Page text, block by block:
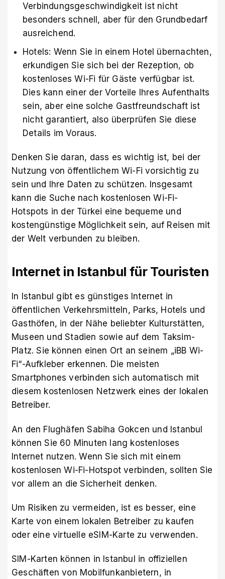
Verbindungsgeschwindigkeit ist nicht
besonders schnell, aber für den Grundbedarf
ausreichend.
Hotels: Wenn Sie in einem Hotel übernachten,
erkundigen Sie sich bei der Rezeption, ob
kostenloses Wi-Fi für Gäste verfügbar ist.
Dies kann einer der Vorteile Ihres Aufenthalts
sein, aber eine solche Gastfreundschaft ist
nicht garantiert, also überprüfen Sie diese
Details im Voraus.
Denken Sie daran, dass es wichtig ist, bei der
Nutzung von öffentlichem Wi-Fi vorsichtig zu
sein und Ihre Daten zu schützen. Insgesamt
kann die Suche nach kostenlosen Wi-Fi-
Hotspots in der Türkei eine bequeme und
kostengünstige Möglichkeit sein, auf Reisen mit
der Welt verbunden zu bleiben.
Internet in Istanbul für Touristen
In Istanbul gibt es günstiges Internet in
öffentlichen Verkehrsmitteln, Parks, Hotels und
Gasthöfen, in der Nähe beliebter Kulturstätten,
Museen und Stadien sowie auf dem Taksim-
Platz. Sie können einen Ort an seinem „iBB Wi-
Fi“-Aufkleber erkennen. Die meisten
Smartphones verbinden sich automatisch mit
diesem kostenlosen Netzwerk eines der lokalen
Betreiber.
An den Flughäfen Sabiha Gokcen und Istanbul
können Sie 60 Minuten lang kostenloses
Internet nutzen. Wenn Sie sich mit einem
kostenlosen Wi-Fi-Hotspot verbinden, sollten Sie
vor allem an die Sicherheit denken.
Um Risiken zu vermeiden, ist es besser, eine
Karte von einem lokalen Betreiber zu kaufen
oder eine virtuelle eSIM-Karte zu verwenden.
SIM-Karten können in Istanbul in offiziellen
Geschäften von Mobilfunkanbietern, in